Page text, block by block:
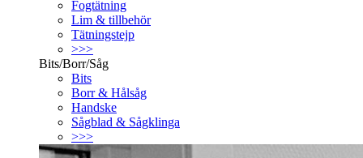
Fogtätning
Lim & tillbehör
Tätningstejp
>>>
Bits/Borr/Såg
Bits
Borr & Hålsåg
Handske
Sågblad & Sågklinga
>>>